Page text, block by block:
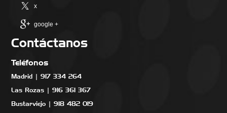
x
google +
Contáctanos
Teléfonos
Madrid | 917 334 264
Las Rozas | 916 361 367
Bustarviejo | 918 482 019